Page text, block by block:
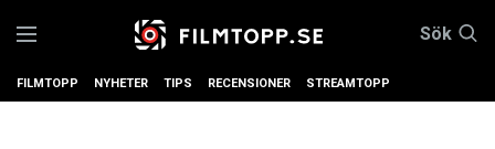
Sök
FILMTOPP NYHETER TIPS RECENSIONER STREAMTOPP